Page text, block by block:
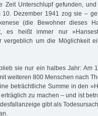
Zeit Unterschlupf gefunden,
10. Dezember 1941 zog sie –
(die Bewohner dieses
es heißt immer nur
vergeblich um die Möglichkeit
sie nur ein halbes Jahr: Am
weiteren 800 Menschen nach
beträchtliche Summe in den
zu machen – und ist
gibt als